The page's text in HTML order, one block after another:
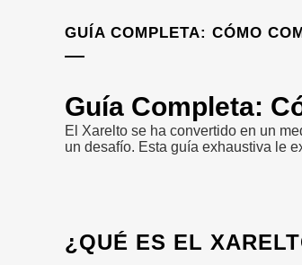
GUÍA COMPLETA: CÓMO
Guía Completa:
El Xarelto se ha convertido en un
un desafío. Esta guía exhaustiva le
¿QUÉ ES EL